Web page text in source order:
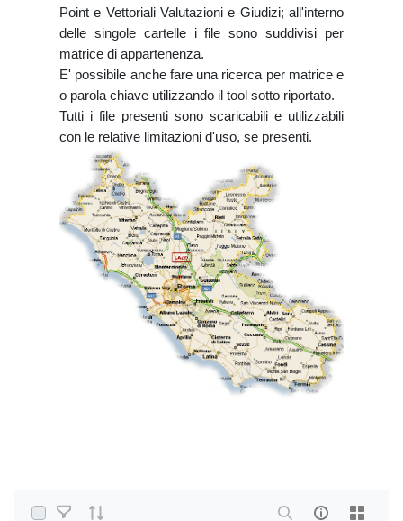
Point e Vettoriali Valutazioni e Giudizi; all'interno
delle singole cartelle i file sono suddivisi per
matrice di appartenenza.
E' possibile anche fare una ricerca per matrice e
o parola chiave utilizzando il tool sotto riportato.
Tutti i file presenti sono scaricabili e utilizzabili
con le relative limitazioni d'uso, se presenti.
Select Items